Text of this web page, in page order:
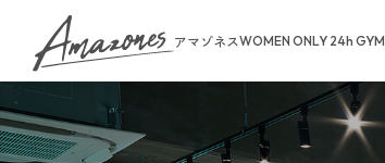
アマゾネスWOMEN ONLY 24h GYM